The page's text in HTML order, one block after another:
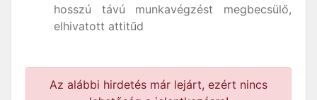
hosszú távú munkavégzést megbecsülő,
elhivatott attitűd
Az alábbi hirdetés már lejárt, ezért nincs